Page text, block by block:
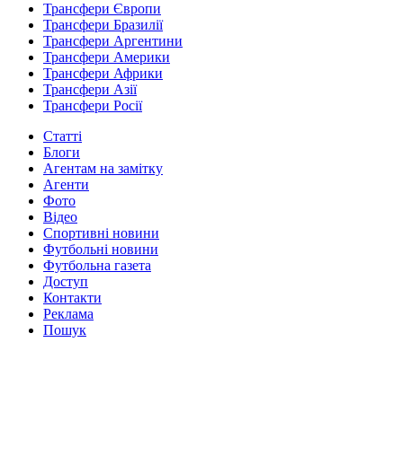
Трансфери Європи
Трансфери Бразилії
Трансфери Аргентини
Трансфери Америки
Трансфери Африки
Трансфери Азії
Трансфери Росії
Статті
Блоги
Агентам на замітку
Агенти
Фото
Відео
Спортивні новини
Футбольні новини
Футбольна газета
Доступ
Контакти
Реклама
Пошук